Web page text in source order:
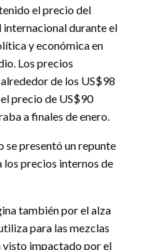
el precio del
internacional durante el
y económica en
Los precios
de los US$98
precio de US$90
a finales de enero.
presentó un repunte
los precios internos de
también por el alza
para las mezclas
visto impactado por el